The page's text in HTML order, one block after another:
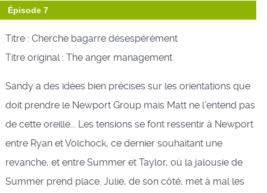
Épisode 7
Titre : Cherche bagarre désespérément
Titre original : The anger management
Sandy a des idées bien précises sur les orientations que
doit prendre le Newport Group mais Matt ne l’entend pas
de cette oreille... Les tensions se font ressentir à Newport
entre Ryan et Volchock, ce dernier souhaitant une
revanche, et entre Summer et Taylor, où la jalousie de
Summer prend place. Julie, de son côté, met à mal les